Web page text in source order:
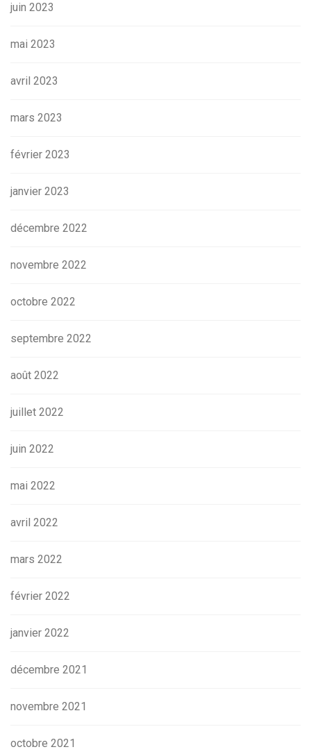
juin 2023
mai 2023
avril 2023
mars 2023
février 2023
janvier 2023
décembre 2022
novembre 2022
octobre 2022
septembre 2022
août 2022
juillet 2022
juin 2022
mai 2022
avril 2022
mars 2022
février 2022
janvier 2022
décembre 2021
novembre 2021
octobre 2021